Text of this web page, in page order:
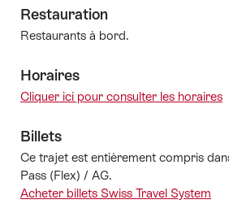
Restauration
Restaurants à bord.
Horaires
Cliquer ici pour consulter les horaires
Billets
Ce trajet est entièrement compris
Pass (Flex) / AG.
Acheter billets Swiss Travel System